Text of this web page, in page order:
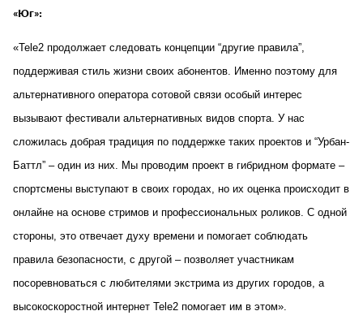
«Юг»:
«Tele2 продолжает следовать концепции “другие правила”,
поддерживая стиль жизни своих абонентов. Именно поэтому для
альтернативного оператора сотовой связи особый интерес
вызывают фестивали альтернативных видов спорта. У нас
сложилась добрая традиция по поддержке таких проектов и “Урбан-
Баттл” – один из них. Мы проводим проект в гибридном формате –
спортсмены выступают в своих городах, но их оценка происходит в
онлайне на основе стримов и профессиональных роликов. С одной
стороны, это отвечает духу времени и помогает соблюдать
правила безопасности, с другой – позволяет участникам
посоревноваться с любителями экстрима из других городов, а
высокоскоростной интернет Tele2 помогает им в этом».